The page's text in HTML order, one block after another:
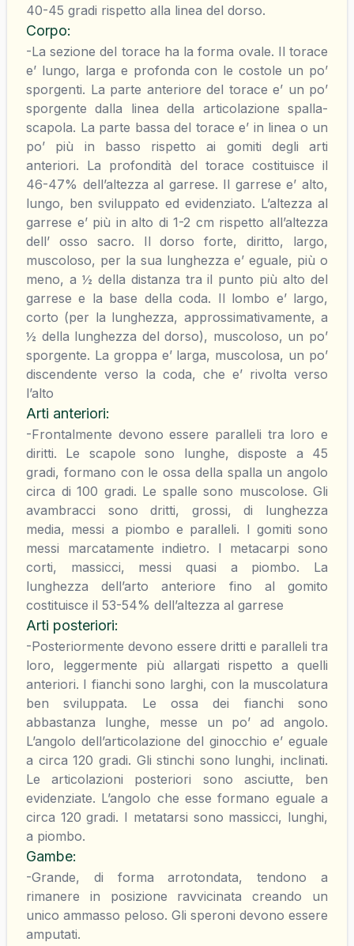
40-45 gradi rispetto alla linea del dorso.
Corpo:
-La sezione del torace ha la forma ovale. Il torace
e’ lungo, larga e profonda con le costole un po’
sporgenti. La parte anteriore del torace e’ un po’
sporgente dalla linea della articolazione spalla-
scapola. La parte bassa del torace e’ in linea o un
po’ più in basso rispetto ai gomiti degli arti
anteriori. La profondità del torace costituisce il
46-47% dell’altezza al garrese. Il garrese e’ alto,
lungo, ben sviluppato ed evidenziato. L’altezza al
garrese e’ più in alto di 1-2 cm rispetto all’altezza
dell’ osso sacro. Il dorso forte, diritto, largo,
muscoloso, per la sua lunghezza e’ eguale, più o
meno, a ½ della distanza tra il punto più alto del
garrese e la base della coda. Il lombo e’ largo,
corto (per la lunghezza, approssimativamente, a
½ della lunghezza del dorso), muscoloso, un po’
sporgente. La groppa e’ larga, muscolosa, un po’
discendente verso la coda, che e’ rivolta verso
l’alto
Arti anteriori:
-Frontalmente devono essere paralleli tra loro e
diritti. Le scapole sono lunghe, disposte a 45
gradi, formano con le ossa della spalla un angolo
circa di 100 gradi. Le spalle sono muscolose. Gli
avambracci sono dritti, grossi, di lunghezza
media, messi a piombo e paralleli. I gomiti sono
messi marcatamente indietro. I metacarpi sono
corti, massicci, messi quasi a piombo. La
lunghezza dell’arto anteriore fino al gomito
costituisce il 53-54% dell’altezza al garrese
Arti posteriori:
-Posteriormente devono essere dritti e paralleli tra
loro, leggermente più allargati rispetto a quelli
anteriori. I fianchi sono larghi, con la muscolatura
ben sviluppata. Le ossa dei fianchi sono
abbastanza lunghe, messe un po’ ad angolo.
L’angolo dell’articolazione del ginocchio e’ eguale
a circa 120 gradi. Gli stinchi sono lunghi, inclinati.
Le articolazioni posteriori sono asciutte, ben
evidenziate. L’angolo che esse formano eguale a
circa 120 gradi. I metatarsi sono massicci, lunghi,
a piombo.
Gambe:
-Grande, di forma arrotondata, tendono a
rimanere in posizione ravvicinata creando un
unico ammasso peloso. Gli speroni devono essere
amputati.